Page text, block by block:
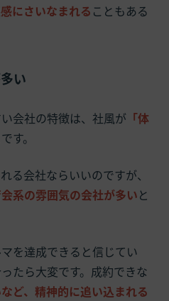
にさいなまれる こともある
い
会社の特徴は、社風が 「体
す。
る会社ならいいのですが、
系の雰囲気の会社が多いと
を達成できると信じてい
たら大変です。成約できな
ど、精神的に追い込まれる